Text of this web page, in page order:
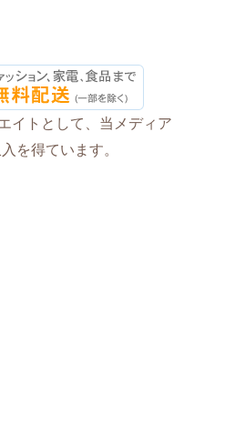
イトとして、当メディア
を得ています。